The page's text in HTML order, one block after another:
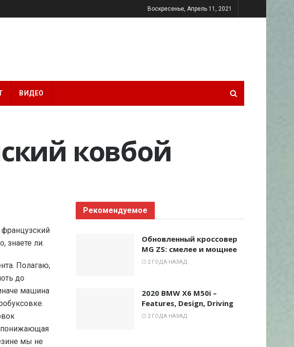
Воскресенье, Апрель 11, 2021
ВИДЕО
ковбой
знаете ли.
Полагаю,
до
машина
понижающая
мы не
Рекомендуемое
Обновленный кроссовер
MG ZS: смелее и мощнее
2 ГОДА НАЗАД
2020 BMW X6 M50i –
Features, Design, Driving
2 ГОДА НАЗАД